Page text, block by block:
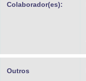
Colaborador(es):
Outros